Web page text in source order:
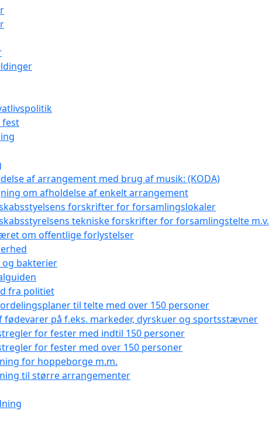
fest
af arrangement med brug af musik: (KODA)
om afholdelse af enkelt arrangement
forskrifter for forsamlingslokaler
tekniske forskrifter for forsamlingstelte m.v.
om offentlige forlystelser
og bakterier
fra politiet
til telte med over 150 personer
fødevarer på f.eks. markeder, dyrskuer og sportsstævner
for fester med indtil 150 personer
for fester med over 150 personer
for hoppeborge m.m.
til større arrangementer